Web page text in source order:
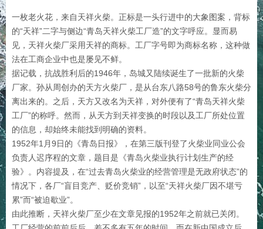
一枚老火花，来自天祥火柴。正标是一头行进中的大象图案，背标
的“天祥”二字与侧边“青岛天祥火柴工厂造”的文字呼应。显而易
见，天祥火柴厂采用天祥的商标。工厂字号即为商标名称，这种做
法在工商企业中也是屡见不鲜。
据记载，抗战胜利后的1946年，岛城又陆续诞生了一批新的火柴
厂家。孙从周创办的天方火柴厂，是从台东八路58号的鲁东火柴分
离出来的。之后，天方又改名为天祥，对外便有了“青岛天祥火柴
工厂”的称呼。然而，从天方到天祥变换的时段以及工厂所处位置
的信息，却始终未能找到明确的资料。
1952年1月9日的《青岛日报》，在第三版刊登了火柴业同业公会
负责人迟序程的文章，题目是《青岛火柴业执行计划生产的经
验》。内容提及，在“过去青岛火柴业的经营管理是无政府状态”的
情况下，各厂“盲目竞产、贬价竞销”，以至“天祥火柴厂因不堪亏
累”而“被迫歇业”。
由此推断，天祥火柴厂至少在文章见报的1952年之前就已关闭。